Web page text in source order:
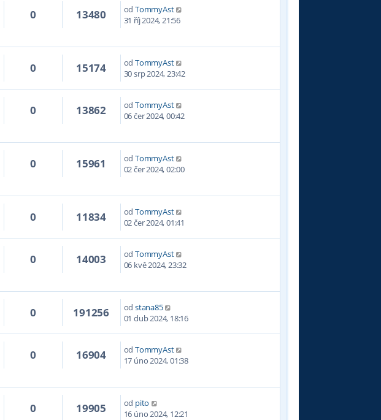
0 13480 od TommyAst
31 říj 2024, 21:56
0 15174 od TommyAst
30 srp 2024, 23:42
0 13862 od TommyAst
06 čer 2024, 00:42
0 15961 od TommyAst
02 čer 2024, 02:00
0 11834 od TommyAst
02 čer 2024, 01:41
0 14003 od TommyAst
06 kvě 2024, 23:32
0 191256 od stana85
01 dub 2024, 18:16
0 16904 od TommyAst
17 úno 2024, 01:38
0 19905 od pito
16 úno 2024, 12:21